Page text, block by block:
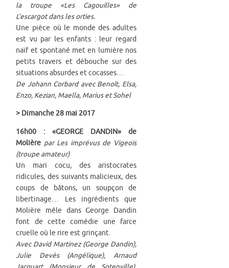
la troupe «Les Cagouilles» de
L’escargot dans les orties.
Une pièce où le monde des adultes
est vu par les enfants : leur regard
naïf et spontané met en lumière nos
petits travers et débouche sur des
situations absurdes et cocasses…
De Johann Corbard avec Benoît, Elsa,
Enzo, Kezian, Maella, Marius et Sohel
> Dimanche 28 mai 2017
16h00 : «GEORGE DANDIN» de
Molière par Les imprévus de Vigeois
(troupe amateur)
Un mari cocu, des aristocrates
ridicules, des suivants malicieux, des
coups de bâtons, un soupçon de
libertinage… Les ingrédients que
Molière mêle dans George Dandin
font de cette comédie une farce
cruelle où le rire est grinçant.
Avec David Martinez (George Dandin),
Julie Devès (Angélique), Arnaud